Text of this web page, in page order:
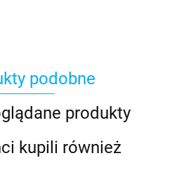
Fun
podobne
produkty
kupili również